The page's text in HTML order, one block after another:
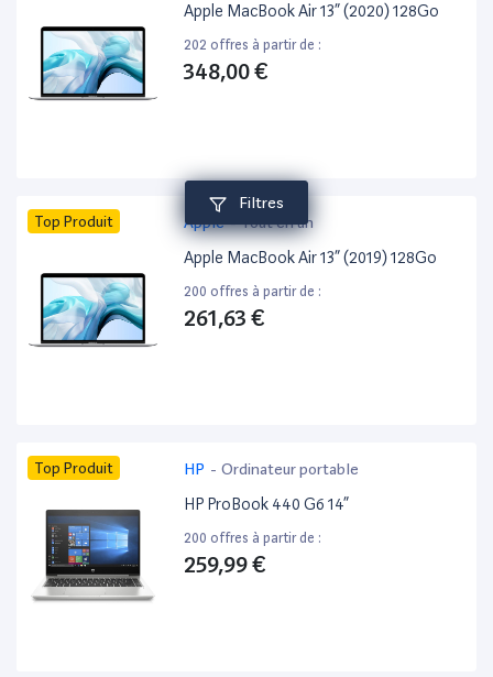
Filtres
Apple MacBook Air 13” (2020) 128Go
202 offres à partir de :
348,00 €
Top Produit Apple- Tout en un
Apple MacBook Air 13” (2019) 128Go
200 offres à partir de :
261,63 €
Top Produit HP - Ordinateur portable
HP ProBook 440 G6 14”
200 offres à partir de :
259,99 €